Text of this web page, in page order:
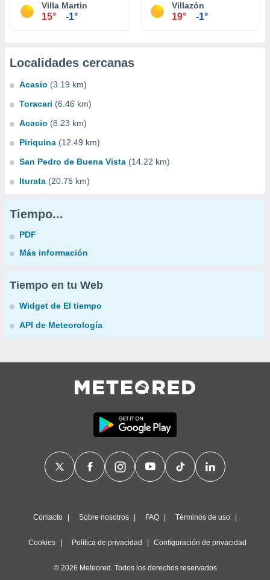
Villa Martin
15° -1°
Villazón
19° -1°
Localidades cercanas
Acasio (3.19 km)
Toracari (6.46 km)
Acacio (8.23 km)
Piriquina (12.49 km)
San Pedro de Buena Vista (14.22 km)
Iturata (20.75 km)
Tiempo...
PDF
Más información
Tiempo en tu Web
Widget de El tiempo
API de Meteorología
Contacto Sobre nosotros FAQ Términos de uso
Cookies Política de privacidad Configuración de privacidad
© 2026 Meteored. Todos los derechos reservados